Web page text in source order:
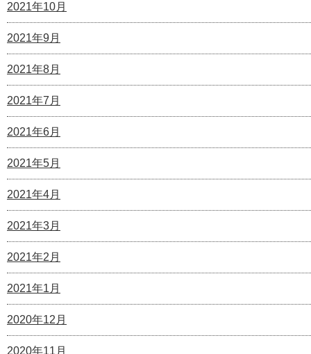
2021年10月
2021年9月
2021年8月
2021年7月
2021年6月
2021年5月
2021年4月
2021年3月
2021年2月
2021年1月
2020年12月
2020年11月